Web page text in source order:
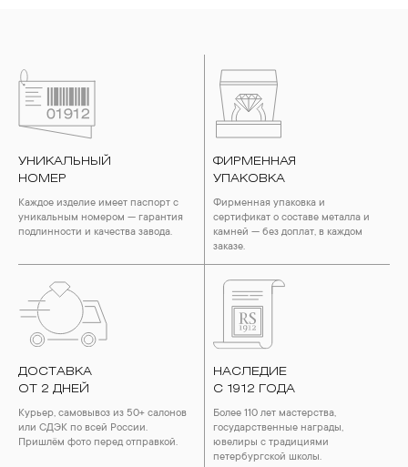
УНИКАЛЬНЫЙ
НОМЕР
Каждое изделие имеет паспорт с
уникальным номером — гарантия
подлинности и качества завода.
ФИРМЕННАЯ
УПАКОВКА
Фирменная упаковка и
сертификат о составе металла и
камней — без доплат, в каждом
заказе.
ДОСТАВКА
ОТ 2 ДНЕЙ
Курьер, самовывоз из 50+ салонов
или СДЭК по всей России.
Пришлём фото перед отправкой.
НАСЛЕДИЕ
С 1912 ГОДА
Более 110 лет мастерства,
государственные награды,
ювелиры с традициями
петербургской школы.